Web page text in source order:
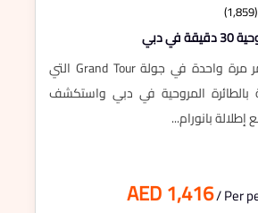
(1,859)
دبي
استمتع بتجربة العمر مرة واحدة في جولة Grand Tour التي
30 دقيقة بالطائرة المروحية في دبي واستكشف
بانورام...
AED 1,416/ Per